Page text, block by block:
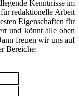
Kenntnisse im
redaktionelle Arbeit
Eigenschaften für
und könnt alle oben
freuen wir uns auf
Bereiche: